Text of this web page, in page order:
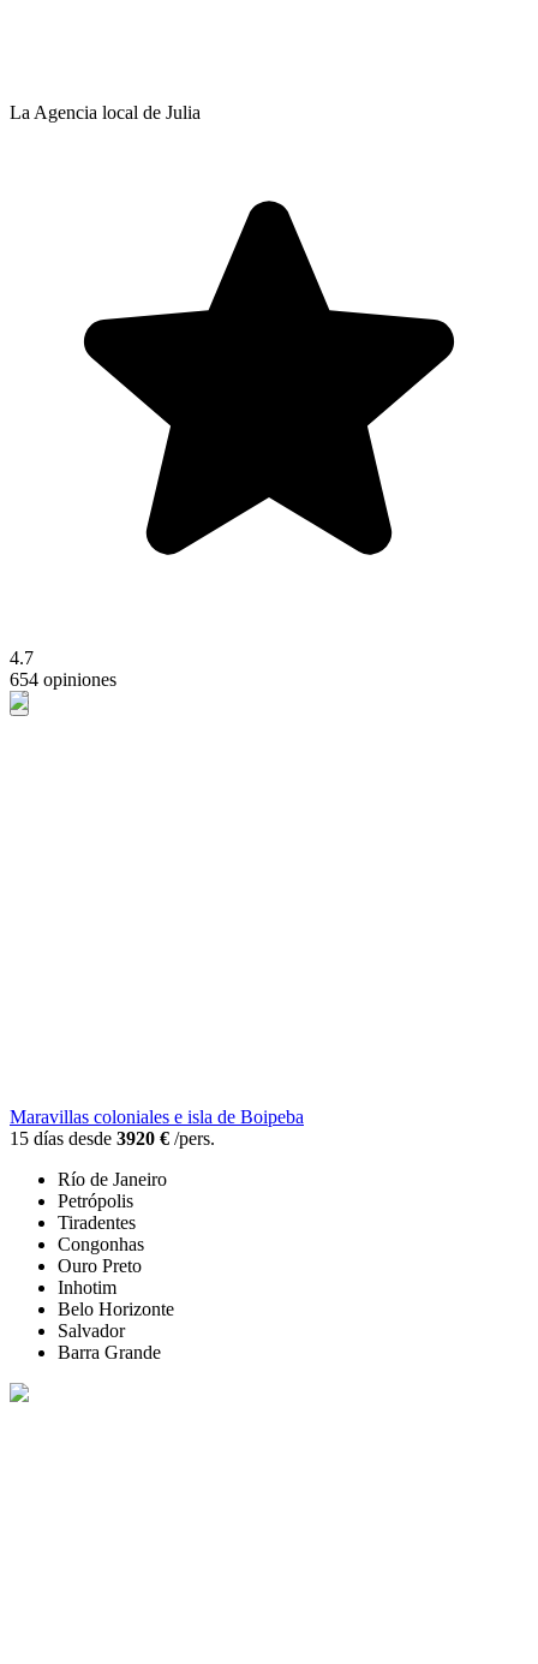
La Agencia local de Julia
4.7
654 opiniones
Maravillas coloniales e isla de Boipeba
15 días desde 3920 € /pers.
Río de Janeiro
Petrópolis
Tiradentes
Congonhas
Ouro Preto
Inhotim
Belo Horizonte
Salvador
Barra Grande